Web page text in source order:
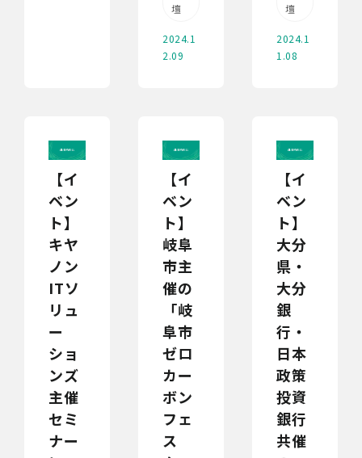
壇
2024.1
2.09
壇
2024.1
1.08
【イ
ベン
ト】
キヤ
ノン
ITソ
リュ
ー
ショ
ンズ
主催
セミ
ナー
【イ
ベン
ト】
岐阜
市主
催の
「岐
阜市
ゼロ
カー
ボン
フェ
ス
【イ
ベン
ト】
大分
県・
大分
銀
行・
日本
政策
投資
銀行
共催